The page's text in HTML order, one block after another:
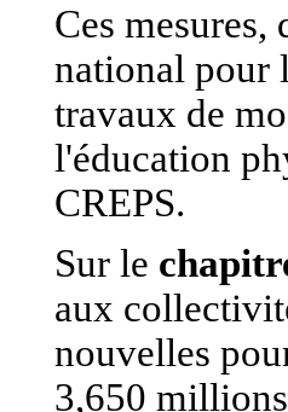
Ces
national pour
travaux de
l'éducation
CREPS.
Sur le
aux
nouvelles
3,650